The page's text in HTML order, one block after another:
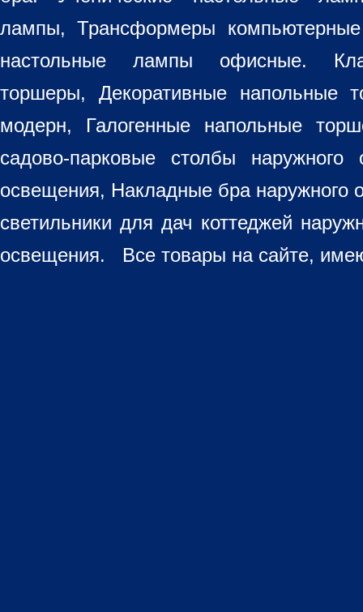
лампы, Трансформеры
настольные лампы офисные.
торшеры, Декоративные напольные
модерн, Галогенные напольные
садово-парковые столбы
освещения, Накладные бра наружного
светильники для дач коттеджей
освещения. Все товары на сайте,